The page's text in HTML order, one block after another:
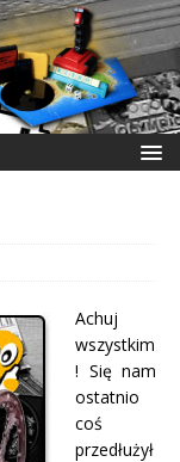
Achuj
wszystkim
! Się nam
ostatnio
coś
przedłużył